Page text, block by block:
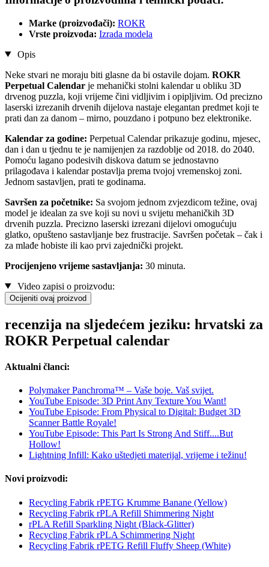
Marke (proizvođači): ROKR
Vrste proizvoda: Izrada modela
Opis
Neke stvari ne moraju biti glasne da bi ostavile dojam. ROKR
Perpetual Calendar je mehanički stolni kalendar u obliku 3D
drvenog puzzla, koji vrijeme čini vidljivim i opipljivim. Od precizno
laserski izrezanih drvenih dijelova nastaje elegantan predmet koji te
prati dan za danom – mirno, pouzdano i potpuno bez elektronike.
Kalendar za godine: Perpetual Calendar prikazuje godinu, mjesec,
dan i dan u tjednu te je namijenjen za razdoblje od 2018. do 2040.
Pomoću lagano podesivih diskova datum se jednostavno
prilagođava i kalendar postavlja prema tvojoj vremenskoj zoni.
Jednom sastavljen, prati te godinama.
Savršen za početnike: Sa svojom jednom zvjezdicom težine, ovaj
model je idealan za sve koji su novi u svijetu mehaničkih 3D
drvenih puzzla. Precizno laserski izrezani dijelovi omogućuju
glatko, opušteno sastavljanje bez frustracije. Savršen početak – čak i
za mlađe hobiste ili kao prvi zajednički projekt.
Procijenjeno vrijeme sastavljanja: 30 minuta.
Video zapisi o proizvodu:
Ocijeniti ovaj proizvod
recenzija na sljedećem jeziku: hrvatski za
ROKR Perpetual calendar
Aktualni članci:
Polymaker Panchroma™ – Vaše boje. Vaš svijet.
YouTube Episode: 3D Print Any Texture You Want!
YouTube Episode: From Physical to Digital: Budget 3D
Scanner Battle Royale!
YouTube Episode: This Part Is Strong And Stiff....But
Hollow!
Lightning Infill: Kako uštedjeti materijal, vrijeme i težinu!
Novi proizvodi:
Recycling Fabrik rPETG Krumme Banane (Yellow)
Recycling Fabrik rPLA Refill Shimmering Night
rPLA Refill Sparkling Night (Black-Glitter)
Recycling Fabrik rPLA Schimmering Night
Recycling Fabrik rPETG Refill Fluffy Sheep (White)